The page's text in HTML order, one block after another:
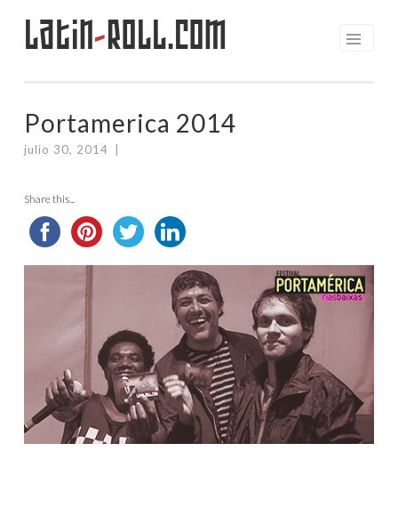
Saltar
Latin-Roll.com
Portamerica 2014
julio 30, 2014
Share this...